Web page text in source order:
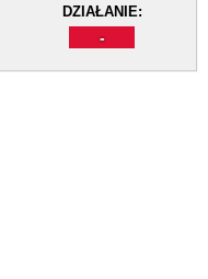
DZIAŁANIE:
-